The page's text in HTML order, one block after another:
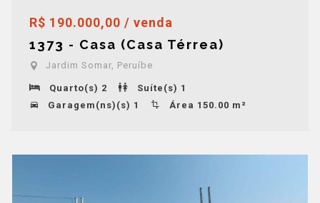
R$ 190.000,00 / venda
1373 - Casa (Casa Térrea)
Jardim Somar, Peruíbe
Quarto(s) 2
Suíte(s) 1
Garagem(ns)(s) 1
Área 150.00 m²